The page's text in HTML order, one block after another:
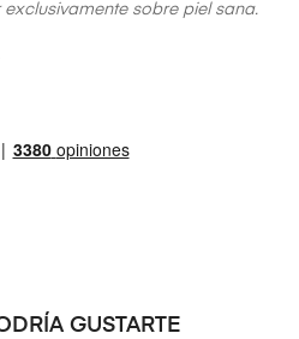
sobre piel sana.
GUSTARTE